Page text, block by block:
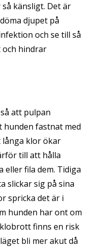
känsligt. Det är
djupet på
och se till så
hindrar
att pulpan
fastnat med
långa klor ökar
till att hålla
fila dem. Tidiga
slickar sig på sina
spricka det är i
hunden har ont om
finns en risk
bli mer akut då